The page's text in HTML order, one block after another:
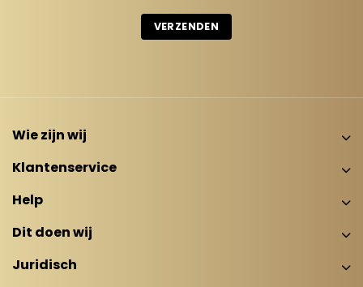
Wie zijn wij
Klantenservice
Help
Dit doen wij
Juridisch